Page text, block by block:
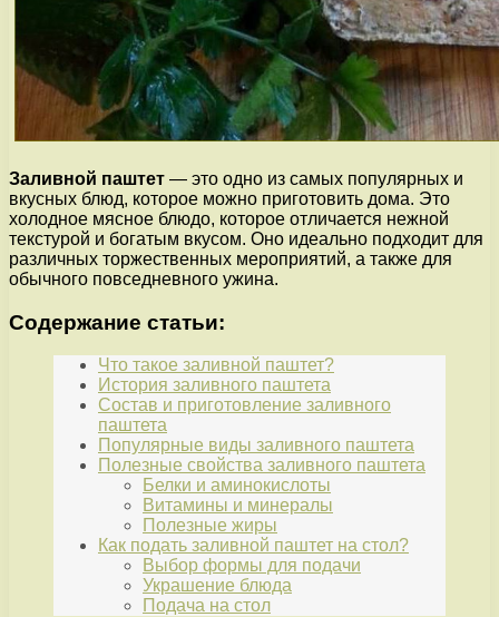
Заливной паштет — это одно из самых популярных и
вкусных блюд, которое можно приготовить дома. Это
холодное мясное блюдо, которое отличается нежной
текстурой и богатым вкусом. Оно идеально подходит для
различных торжественных мероприятий, а также для
обычного повседневного ужина.
Содержание статьи:
Что такое заливной паштет?
История заливного паштета
Состав и приготовление заливного
паштета
Популярные виды заливного паштета
Полезные свойства заливного паштета
Белки и аминокислоты
Витамины и минералы
Полезные жиры
Как подать заливной паштет на стол?
Выбор формы для подачи
Украшение блюда
Подача на стол